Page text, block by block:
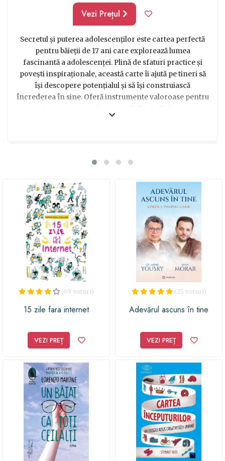
Vezi Prețul
Secretul și puterea adolescenților este cartea perfectă
pentru băieții de 17 ani care explorează lumea
fascinantă a adolescenței. Plină de sfaturi practice și
povești inspiraționale, această carte îi ajută pe tineri să
își descopere potențialul și să își construiască
încrederea în sine. Oferă instrumente valoroase pentru
a naviga cu succes prin provocările vieții și pentru a
(69 voturi)
15 zile fara internet
VEZI PREȚ
(25 voturi)
Adevărul ascuns în tine
VEZI PREȚ